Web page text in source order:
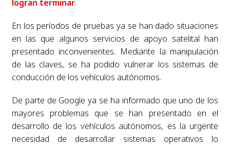
logran terminar
En los períodos de pruebas ya se han dado situaciones
en las que algunos servicios de apoyo satelital han
presentado inconvenientes. Mediante la manipulación
de las claves, se ha podido vulnerar los sistemas de
conducción de los vehículos autónomos.
De parte de Google ya se ha informado que uno de los
mayores problemas que se han presentado en el
desarrollo de los vehículos autónomos, es la urgente
necesidad de desarrollar sistemas operativos lo